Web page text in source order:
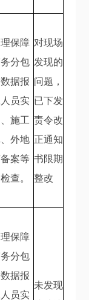
保障
分包
据报
员实
施工
外地
案等
查。
对现场
发现的
问题，
已下发
责令改
正通知
书限期
整改
保障
分包
据报
员实
未发现